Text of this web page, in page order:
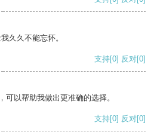
久久不能忘怀。
支持[0] 反对[0]
可以帮助我做出更准确的选择。
支持[0] 反对[0]